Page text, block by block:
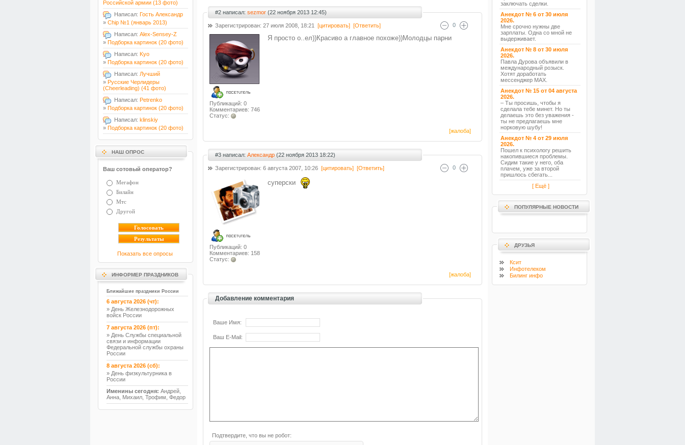
Российской армии (13 фото)
Написал: Гость Александр
» Chip №1 (январь 2013)
Написал: Alex-Sensey-Z
» Подборка картинок (20 фото)
Написал: Kyo
» Подборка картинок (20 фото)
Написал: Лучший
» Русские Черлидеры
(Cheerleading) (41 фото)
Написал: Petrenko
» Подборка картинок (20 фото)
Написал: klinskiy
» Подборка картинок (20 фото)
НАШ ОПРОС
Ваш сотовый оператор?
Мегафон
Билайн
Мтс
Другой
Показать все опросы
ИНФОРМЕР ПРАЗДНИКОВ
Ближайшие праздники России
6 августа 2026 (чт):
» День Железнодорожных
войск России
7 августа 2026 (пт):
» День Службы специальной
связи и информации
Федеральной службы охраны
России
8 августа 2026 (сб):
» День физкультурника в
России
Именины сегодня: Андрей,
Анна, Михаил, Трофим, Федор
#2 написал: sezmor (22 ноября 2013 12:45)
Зарегистрирован: 27 июля 2008, 18:21 [цитировать] [Ответить] 0
Публикаций: 0
Комментариев: 746
Статус:
Я просто о..ел))Красиво а главное похоже))Молодцы парни
[жалоба]
#3 написал: Александр (22 ноября 2013 18:22)
Зарегистрирован: 6 августа 2007, 10:26 [цитировать] [Ответить] 0
Публикаций: 0
Комментариев: 158
Статус:
суперски
[жалоба]
Добавление комментария
Ваше Имя:
Ваш E-Mail:
Подтвердите, что вы не робот:
заключать сделки.
Анекдот № 6 от 30 июля
2026.
Мне срочно нужны две
зарплаты. Одна со мной не
выдерживает.
Анекдот № 8 от 30 июля
2026.
Павла Дурова объявили в
международный розыск.
Хотят доработать
мессенджер MAX.
Анекдот № 15 от 04 августа
2026.
– Ты просишь, чтобы я
сделала тебе минет. Но ты
делаешь это без уважения -
ты не предлагаешь мне
норковую шубу!
Анекдот № 4 от 29 июля
2026.
Пошел к психологу решить
накопившиеся проблемы.
Сидим такие у него, оба
плачем, уже за второй
пришлось сбегать...
[ Ещё ]
ПОПУЛЯРНЫЕ НОВОСТИ
ДРУЗЬЯ
Ксит
Инфотелеком
Билинг инфо